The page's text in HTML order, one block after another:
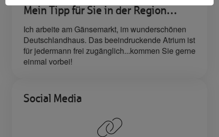
Mein Tipp für Sie in der Region…
Ich arbeite am Gänsemarkt, im wunderschönen
Deutschlandhaus. Das beeindruckende Atrium ist
für jedermann frei zugänglich...kommen Sie gerne
einmal vorbei!
Social Media